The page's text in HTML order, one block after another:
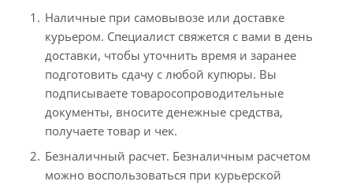
Наличные при самовывозе или доставке
курьером. Специалист свяжется с вами в день
доставки, чтобы уточнить время и заранее
подготовить сдачу с любой купюры. Вы
подписываете товаросопроводительные
документы, вносите денежные средства,
получаете товар и чек.
Безналичный расчет. Безналичным расчетом
можно воспользоваться при курьерской